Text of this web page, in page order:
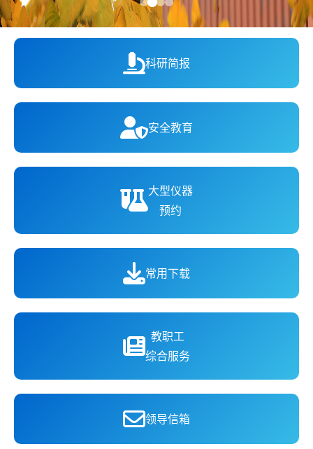
科研简报
安全教育
大型仪器
预约
常用下载
教职工
综合服务
领导信箱